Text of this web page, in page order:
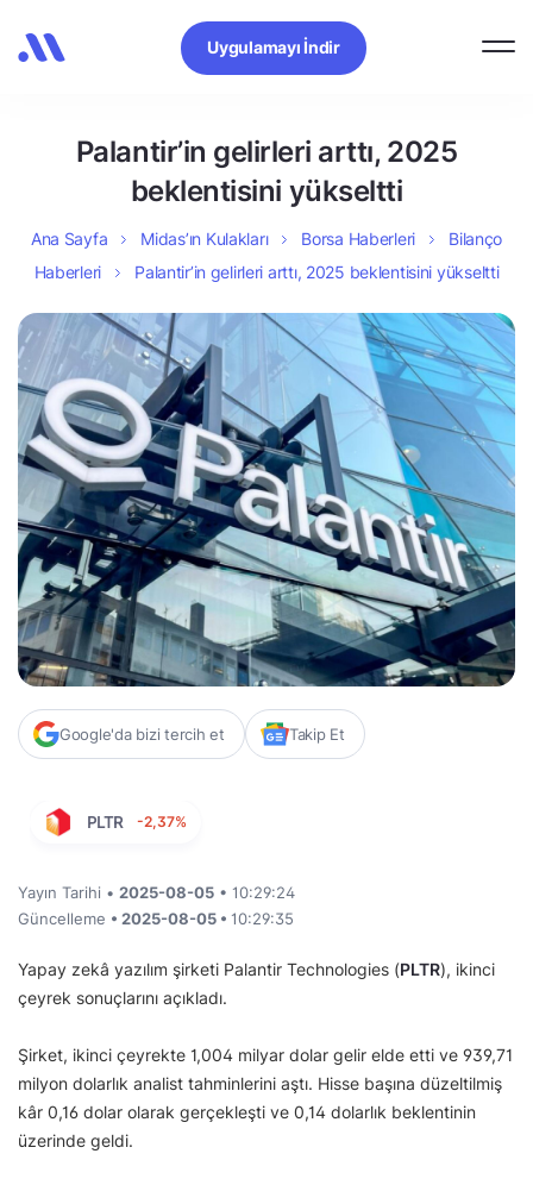
Uygulamayı İndir
Palantir’in gelirleri arttı, 2025
beklentisini yükseltti
Ana Sayfa Midas’ın Kulakları Borsa Haberleri
Bilanço
Haberleri
Palantir’in gelirleri arttı, 2025 beklentisini yükseltti
Google'da bizi tercih et Takip Et
PLTR -2,37%
Yayın Tarihi • 2025-08-05 • 10:29:24
Güncelleme • 2025-08-05 • 10:29:35
Yapay zekâ yazılım şirketi Palantir Technologies (PLTR), ikinci
çeyrek sonuçlarını açıkladı.
Şirket, ikinci çeyrekte 1,004 milyar dolar gelir elde etti ve 939,71
milyon dolarlık analist tahminlerini aştı. Hisse başına düzeltilmiş
kâr 0,16 dolar olarak gerçekleşti ve 0,14 dolarlık beklentinin
üzerinde geldi.